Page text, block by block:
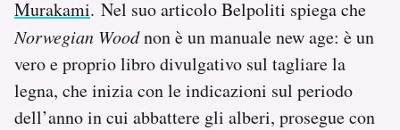
Murakami. Nel suo articolo Belpoliti spiega che
Norwegian Woodnon è un manuale new age: è un
vero e proprio libro divulgativo sul tagliare la
legna, che inizia con le indicazioni sul periodo
dell’anno in cui abbattere gli alberi, prosegue con